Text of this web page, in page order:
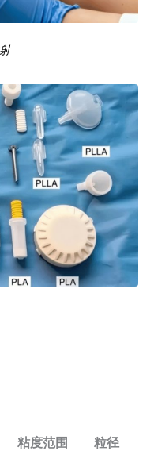
粘度范围
粒径